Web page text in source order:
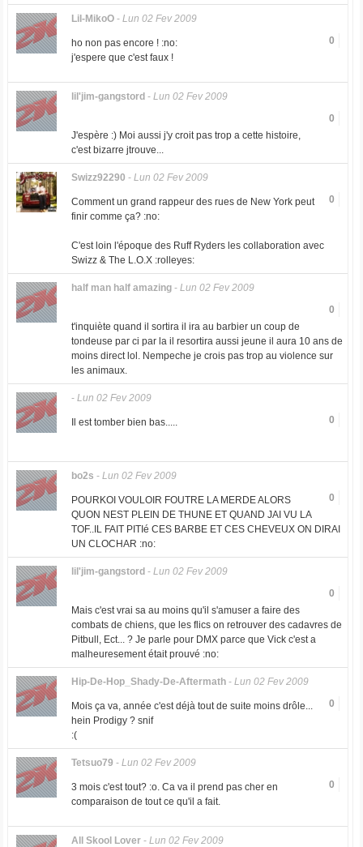
Lil-MikoO- Lun 02 Fev 2009
0
ho non pas encore ! :no:
j'espere que c'est faux !
lil'jim-gangstord - Lun 02 Fev 2009
0
J'espère :) Moi aussi j'y croit pas trop a cette histoire,
c'est bizarre jtrouve...
Swizz92290 - Lun 02 Fev 2009
0
Comment un grand rappeur des rues de New York peut
finir comme ça? :no:
C'est loin l'époque des Ruff Ryders les collaboration avec
Swizz & The L.O.X :rolleyes:
half man half amazing- Lun 02 Fev 2009
0
t'inquiète quand il sortira il ira au barbier un coup de
tondeuse par ci par la il resortira aussi jeune il aura 10 ans de
moins direct lol. Nempeche je crois pas trop au violence sur
les animaux.
- Lun 02 Fev 2009
0
Il est tomber bien bas.....
bo2s - Lun 02 Fev 2009
0
POURKOI VOULOIR FOUTRE LA MERDE ALORS
QUON NEST PLEIN DE THUNE ET QUAND JAI VU LA
TOF..IL FAIT PITIé CES BARBE ET CES CHEVEUX ON DIRAI
UN CLOCHAR :no:
lil'jim-gangstord - Lun 02 Fev 2009
0
Mais c'est vrai sa au moins qu'il s'amuser a faire des
combats de chiens, que les flics on retrouver des cadavres de
Pitbull, Ect... ? Je parle pour DMX parce que Vick c'est a
malheuresement était prouvé :no:
Hip-De-Hop_Shady-De-Aftermath- Lun 02 Fev 2009
0
Mois ça va, année c'est déjà tout de suite moins drôle...
hein Prodigy ? snif
:(
Tetsuo79 - Lun 02 Fev 2009
0
3 mois c'est tout? :o. Ca va il prend pas cher en
comparaison de tout ce qu'il a fait.
All Skool Lover- Lun 02 Fev 2009